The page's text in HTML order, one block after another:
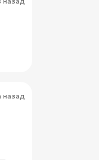
назад